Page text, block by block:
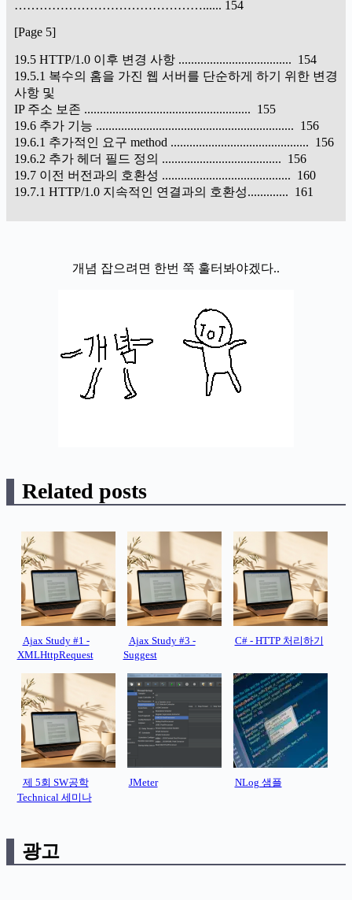
………………………………………...... 154
[Page 5]
19.5 HTTP/1.0 이후 변경 사항 .................................... 154
19.5.1 복수의 홈을 가진 웹 서버를 단순하게 하기 위한 변경
사항 및
IP 주소 보존 ..................................................... 155
19.6 추가 기능 ............................................................... 156
19.6.1 추가적인 요구 method ............................................ 156
19.6.2 추가 헤더 필드 정의 ...................................... 156
19.7 이전 버전과의 호환성 ......................................... 160
19.7.1 HTTP/1.0 지속적인 연결과의 호환성............. 161
개념 잡으려면 한번 쭉 훌터봐야겠다..
Related posts
Ajax Study #1 -
XMLHttpRequest
Ajax Study #3 -
Suggest
C# - HTTP 처리하기
제 5회 SW공학
Technical 세미나
JMeter NLog 샘플
광고